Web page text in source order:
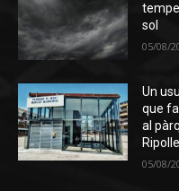
sol
05/08/
Un
que
al
05/08/